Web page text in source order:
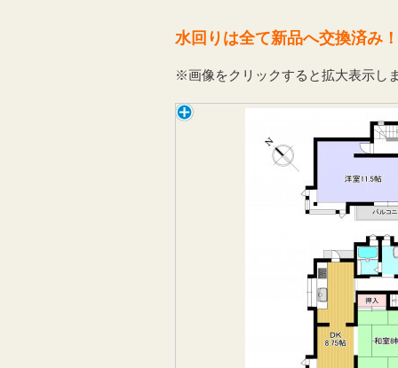
水回りは全て新品へ交換済み
※画像をクリックすると拡大表示し